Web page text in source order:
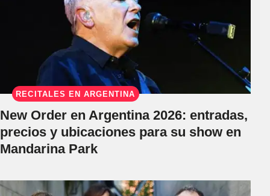
RECITALES EN ARGENTINA
New Order en Argentina 2026: entradas,
precios y ubicaciones para su show en
Mandarina Park